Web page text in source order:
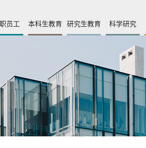
员工 本科生教育 研究生教育 科学研究